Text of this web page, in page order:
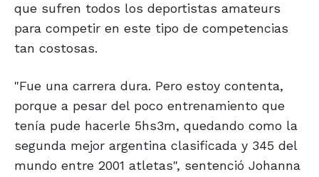
que sufren todos los deportistas amateurs
para competir en este tipo de competencias
tan costosas.
"Fue una carrera dura. Pero estoy contenta,
porque a pesar del poco entrenamiento que
tenía pude hacerle 5hs3m, quedando como la
segunda mejor argentina clasificada y 345 del
mundo entre 2001 atletas", sentenció Johanna